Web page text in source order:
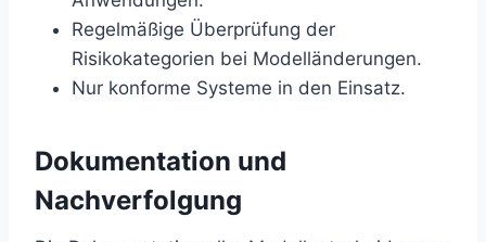
Regelmäßige Überprüfung der
Risikokategorien bei Modelländerungen.
Nur konforme Systeme in den Einsatz.
Dokumentation und
Nachverfolgung